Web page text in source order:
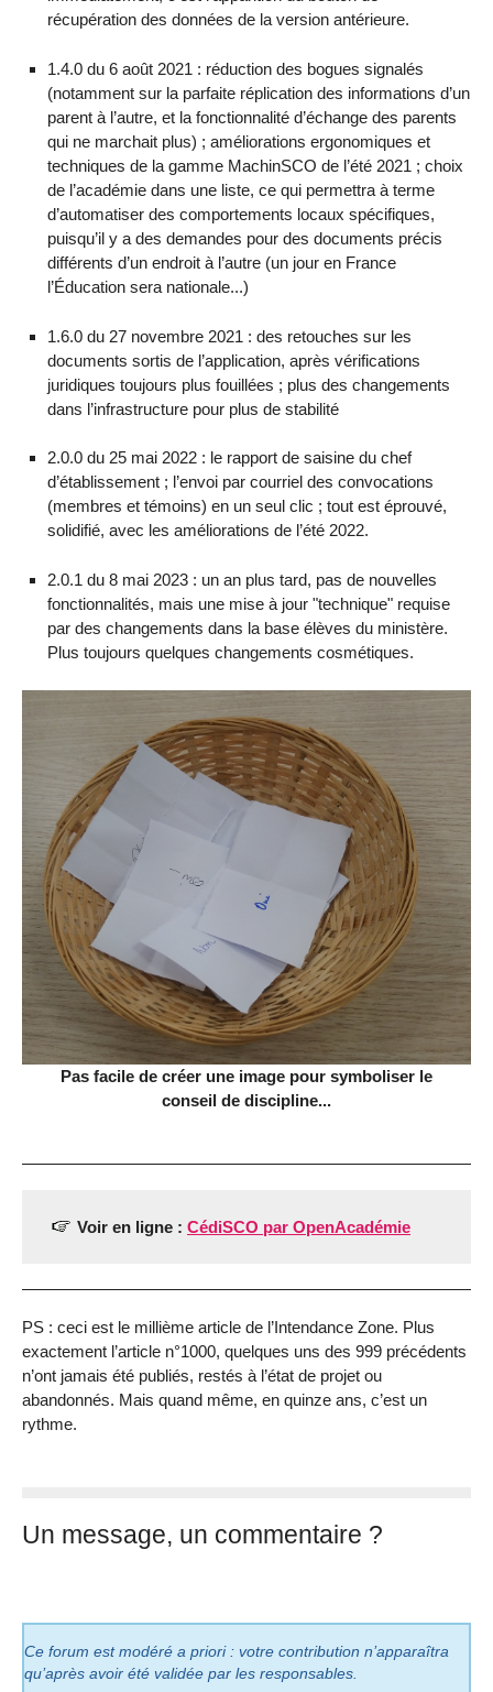
récupération des données de la version antérieure.
1.4.0 du 6 août 2021 : réduction des bogues signalés
(notamment sur la parfaite réplication des informations d’un
parent à l’autre, et la fonctionnalité d’échange des parents
qui ne marchait plus) ; améliorations ergonomiques et
techniques de la gamme MachinSCO de l’été 2021 ; choix
de l’académie dans une liste, ce qui permettra à terme
d’automatiser des comportements locaux spécifiques,
puisqu’il y a des demandes pour des documents précis
différents d’un endroit à l’autre (un jour en France
l’Éducation sera nationale...)
1.6.0 du 27 novembre 2021 : des retouches sur les
documents sortis de l’application, après vérifications
juridiques toujours plus fouillées ; plus des changements
dans l’infrastructure pour plus de stabilité
2.0.0 du 25 mai 2022 : le rapport de saisine du chef
d’établissement ; l’envoi par courriel des convocations
(membres et témoins) en un seul clic ; tout est éprouvé,
solidifié, avec les améliorations de l’été 2022.
2.0.1 du 8 mai 2023 : un an plus tard, pas de nouvelles
fonctionnalités, mais une mise à jour "technique" requise
par des changements dans la base élèves du ministère.
Plus toujours quelques changements cosmétiques.
Pas facile de créer une image pour symboliser le
conseil de discipline...
Voir en ligne : CédiSCO par OpenAcadémie
PS : ceci est le millième article de l’Intendance Zone. Plus
exactement l’article n°1000, quelques uns des 999 précédents
n’ont jamais été publiés, restés à l’état de projet ou
abandonnés. Mais quand même, en quinze ans, c’est un
rythme.
Un message, un commentaire ?
Ce forum est modéré a priori : votre contribution n’apparaîtra
qu’après avoir été validée par les responsables.